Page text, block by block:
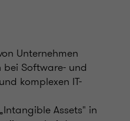
Unternehmen
bei Software- und
komplexen IT-
Assets" in